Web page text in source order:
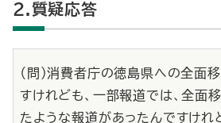
2.質疑応答
（問）消費者庁の徳島県への全面
すけれども、一部報道では、全面
たような報道があったんですけれ